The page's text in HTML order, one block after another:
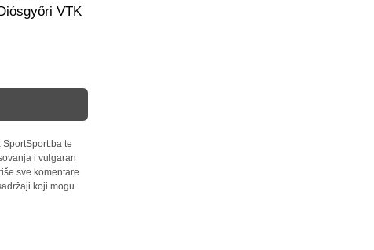
VTK
te
i vulgaran
sve komentare
koji mogu